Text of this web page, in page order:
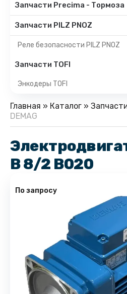
Запчасти Precima - Тормоза
Запчасти PILZ PNOZ
Реле безопасности PILZ PNOZ
Запчасти TOFI
Энкодеры TOFI
Главная » Каталог »
DEMAG
B 8/2 B020
По запросу